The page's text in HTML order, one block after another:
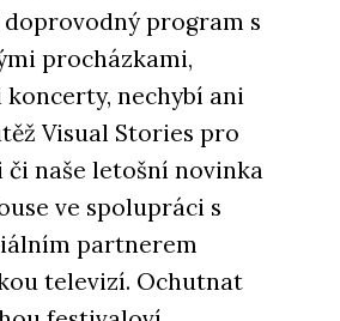
program s
procházkami,
nechybí ani
Visual Stories pro
či naše letošní novinka
ve spolupráci s
partnerem
televizí. Ochutnat